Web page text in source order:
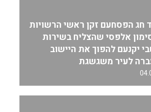
חג הפסחעם זקן ראשי הרשויות
אלפסי שהצליח בשירות
יקנעם להפוך את היישוב
לעיר משגשגת